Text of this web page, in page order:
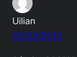
Uilian
05/23/2010